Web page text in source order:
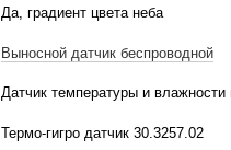
Да, градиент цвета неба
Выносной датчик беспроводной
Датчик температуры и влажности
Термо-гигро датчик 30.3257.02